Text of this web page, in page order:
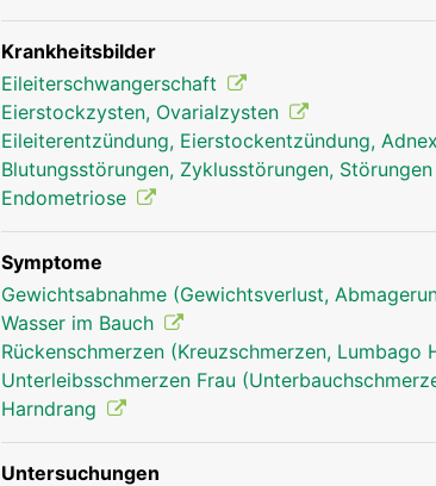
Eierstocke Frau
Krankheitsbilder
Eileiterschwangerschaft
Eierstockzysten, Ovarialzysten
Eileiterentzündung, Eierstockentzündung,
Blutungsstörungen, Zyklusstörungen,
Endometriose
Symptome
Gewichtsabnahme (Gewichtsverlust,
Wasser im Bauch
Rückenschmerzen (Kreuzschmerzen, Lumbago
Unterleibsschmerzen Frau
Harndrang
Untersuchungen